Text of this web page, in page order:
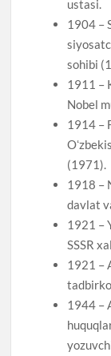
ustasi.
1904 –
sohibi
1911 –
Nobel
1914 –
(1971).
1918 –
davlat
1921 –
SSSR
1921 –
1944 –